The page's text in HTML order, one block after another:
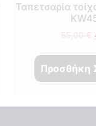
Ταπετσαρία
55,00€
Προσθήκη